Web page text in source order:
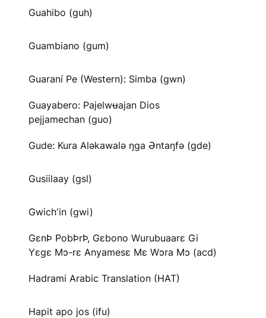
Guahibo (guh)
Guambiano (gum)
Guaraní Pe (Western): Simba (gwn)
Guayabero: Pajelwʉajan Dios
pejjamechan (guo)
Gude: Kura Aləkawalə ŋga Əntaŋfə (gde)
Gusiilaay (gsl)
Gwich'in (gwi)
GɛnÞ PobÞrÞ, Gɛbono Wurubuaarɛ Gi
Yɛgɛ Mɔ-rɛ Anyamesɛ Mɛ Wɔra Mɔ (acd)
Hadrami Arabic Translation (HAT)
Hapit apo jos (ifu)